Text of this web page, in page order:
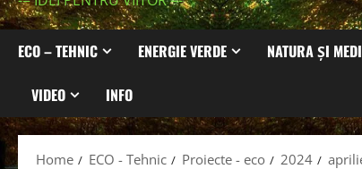
ECO – TEHNIC ENERGIE VERDE NATURA ȘI
VIDEO INFO
Home ECO - Tehnic Proiecte - eco 2024